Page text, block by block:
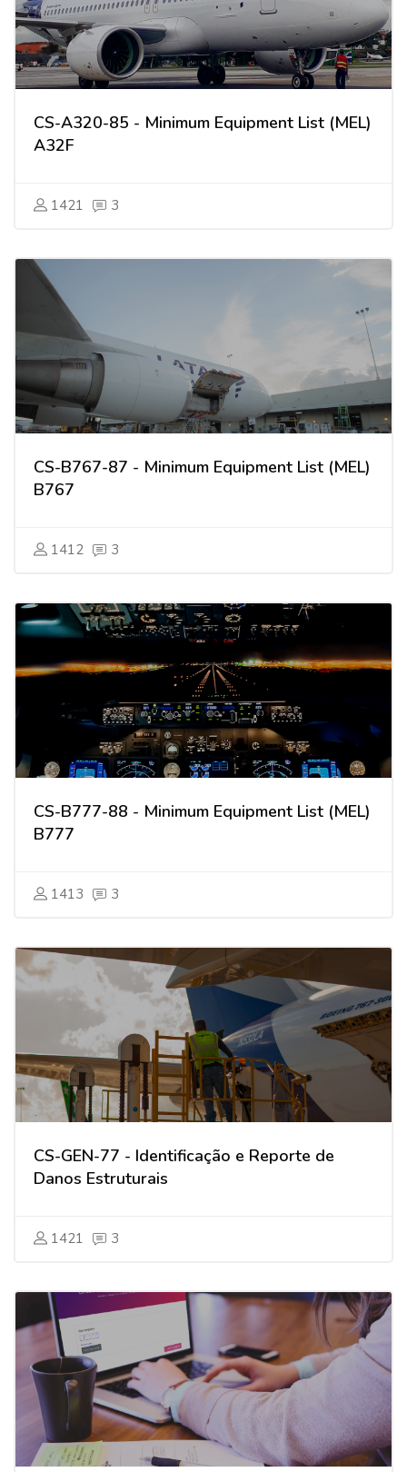
CS-A320-85 - Minimum Equipment List (MEL)
A32F
1421 3
CS-B767-87 - Minimum Equipment List (MEL)
B767
1412 3
CS-B777-88 - Minimum Equipment List (MEL)
B777
1413 3
CS-GEN-77 - Identificação e Reporte de
Danos Estruturais
1421 3